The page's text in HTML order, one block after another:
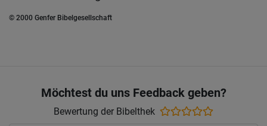
© 2000 Genfer Bibelgesellschaft
Möchtest du uns Feedback geben?
Bewertung der Bibelthek